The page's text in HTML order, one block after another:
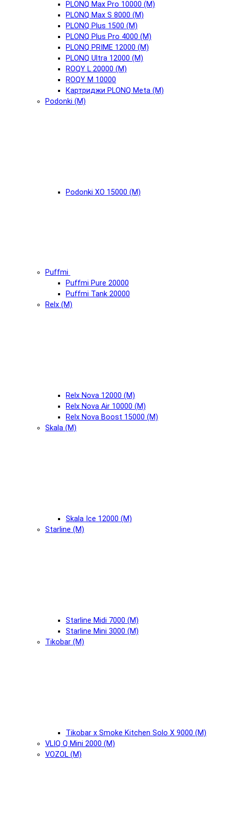
PLONQ Max Pro 10000 (М)
PLONQ Max S 8000 (М)
PLONQ Plus 1500 (М)
PLONQ Plus Pro 4000 (М)
PLONQ PRIME 12000 (М)
PLONQ Ultra 12000 (М)
ROQY L 20000 (М)
ROQY M 10000
Картриджи PLONQ Meta (М)
Podonki (М)
Podonki XO 15000 (М)
Puffmi
Puffmi Pure 20000
Puffmi Tank 20000
Relx (М)
Relx Nova 12000 (М)
Relx Nova Air 10000 (М)
Relx Nova Boost 15000 (М)
Skala (М)
Skala Ice 12000 (М)
Starline (М)
Starline Midi 7000 (М)
Starline Mini 3000 (М)
Tikobar (М)
Tikobar x Smoke Kitchen Solo X 9000 (М)
VLIQ Q Mini 2000 (М)
VOZOL (М)